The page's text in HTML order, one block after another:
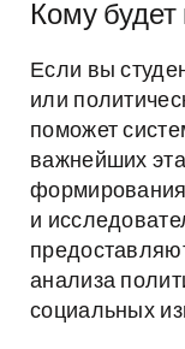
Кому будет
Если вы
или
поможет
важнейших
формирования
и
анализа
социальных